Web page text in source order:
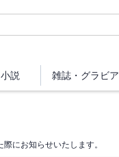
小説 雑誌・ グラビア
にお知らせいたします。